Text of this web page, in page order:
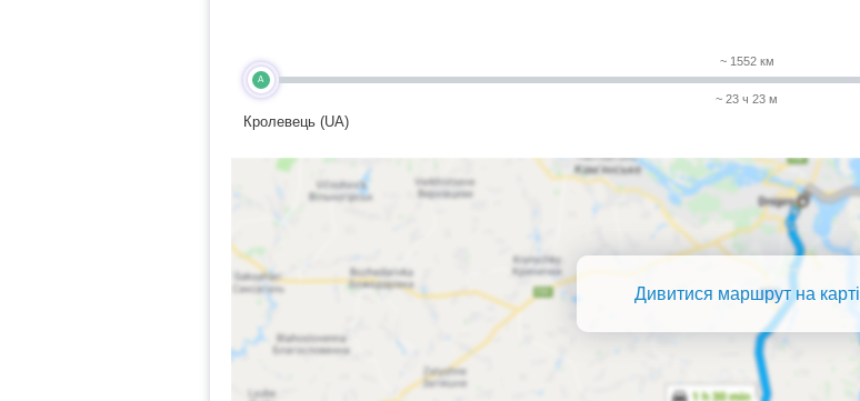
A
Кролевець (UA)
~ 1552 км
~ 23 ч 23 м
Дивитися маршрут на карті